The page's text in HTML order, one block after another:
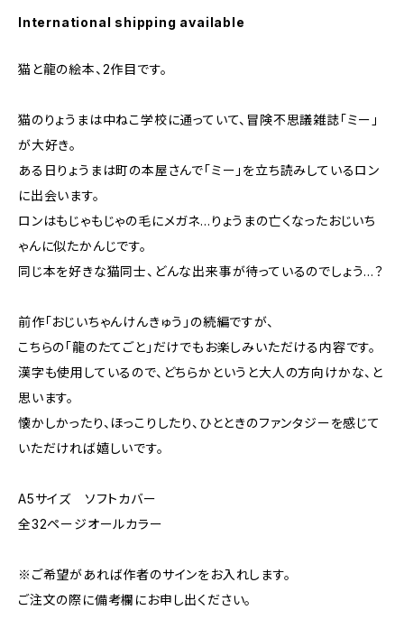
International shipping available
猫と龍の絵本、2作目です。
猫のりょうまは中ねこ学校に通っていて、冒険不思議雑誌「ミー」
が大好き。
ある日りょうまは町の本屋さんで「ミー」を立ち読みしているロン
に出会います。
ロンはもじゃもじゃの毛にメガネ…りょうまの亡くなったおじいち
ゃんに似たかんじです。
同じ本を好きな猫同士、どんな出来事が待っているのでしょう…？
前作「おじいちゃんけんきゅう」の続編ですが、
こちらの「龍のたてごと」だけでもお楽しみいただける内容です。
漢字も使用しているので、どちらかというと大人の方向けかな、と
思います。
懐かしかったり、ほっこりしたり、ひとときのファンタジーを感じて
いただければ嬉しいです。
A5サイズ ソフトカバー
全32ページオールカラー
※ご希望があれば作者のサインをお入れします。
ご注文の際に備考欄にお申し出ください。